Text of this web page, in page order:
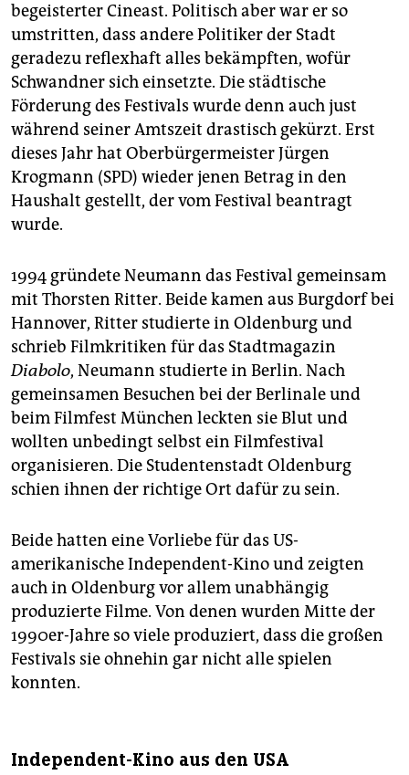
begeisterter Cineast. Politisch aber war er so
umstritten, dass andere Politiker der Stadt
geradezu reflexhaft alles bekämpften, wofür
Schwandner sich einsetzte. Die städtische
Förderung des Festivals wurde denn auch just
während seiner Amtszeit drastisch gekürzt. Erst
dieses Jahr hat Oberbürgermeister Jürgen
Krogmann (SPD) wieder jenen Betrag in den
Haushalt gestellt, der vom Festival beantragt
wurde.
1994 gründete Neumann das Festival gemeinsam
mit Thorsten Ritter. Beide kamen aus Burgdorf bei
Hannover, Ritter studierte in Oldenburg und
schrieb Filmkritiken für das Stadtmagazin
Diabolo, Neumann studierte in Berlin. Nach
gemeinsamen Besuchen bei der Berlinale und
beim Filmfest München leckten sie Blut und
wollten unbedingt selbst ein Filmfestival
organisieren. Die Studentenstadt Oldenburg
schien ihnen der richtige Ort dafür zu sein.
Beide hatten eine Vorliebe für das US-
amerikanische Independent-Kino und zeigten
auch in Oldenburg vor allem unabhängig
produzierte Filme. Von denen wurden Mitte der
1990er-Jahre so viele produziert, dass die großen
Festivals sie ohnehin gar nicht alle spielen
konnten.
Independent-Kino aus den USA